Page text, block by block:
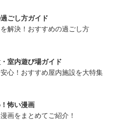
ごし方ガイド
を解決！おすすめの過ごし方
室内遊び場ガイド
心！おすすめ屋内施設を大特集
怖い漫画
画をまとめてご紹介！